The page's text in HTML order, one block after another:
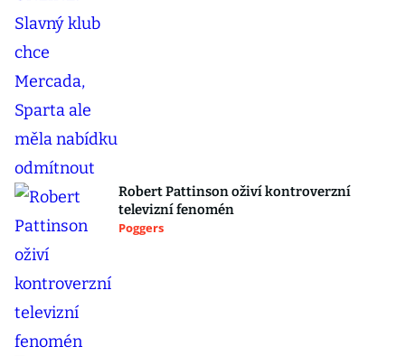
Robert Pattinson oživí kontroverzní
televizní fenomén
Poggers